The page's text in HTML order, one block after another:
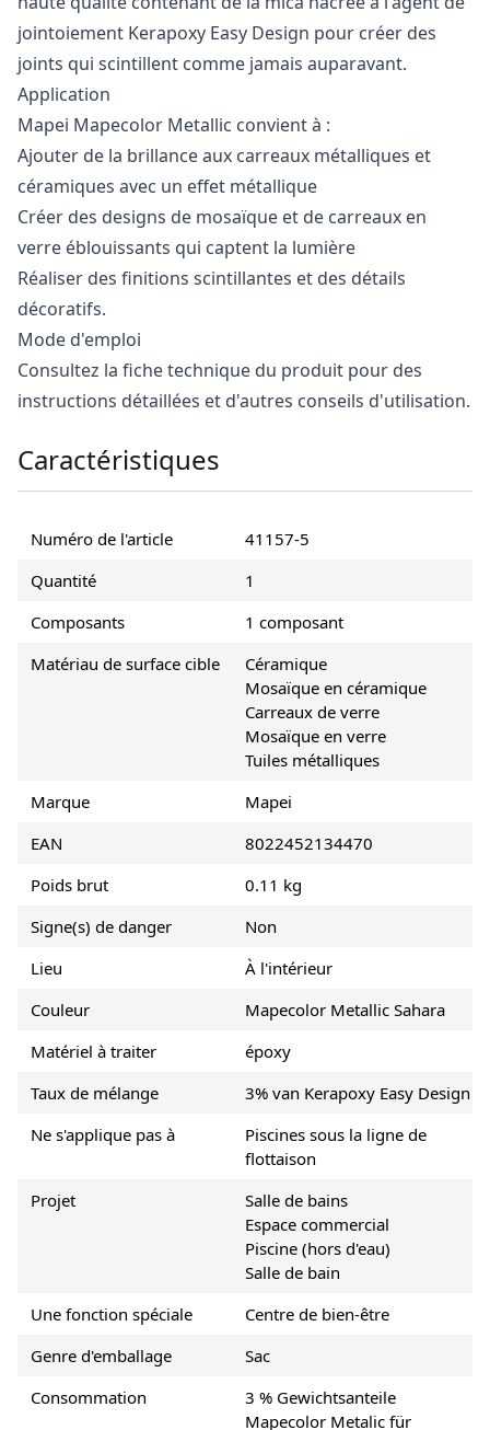
jointoiement Kerapoxy Easy Design pour créer des
joints qui scintillent comme jamais auparavant.
Application
Mapei Mapecolor Metallic convient à :
Ajouter de la brillance aux carreaux métalliques et
céramiques avec un effet métallique
Créer des designs de mosaïque et de carreaux en
verre éblouissants qui captent la lumière
Réaliser des finitions scintillantes et des détails
décoratifs.
Mode d'emploi
Consultez la fiche technique du produit pour des
instructions détaillées et d'autres conseils d'utilisation.
Caractéristiques
Numéro de l'article
41157-5
Quantité
1
Composants
1 composant
Matériau de surface cible
Céramique
Mosaïque en céramique
Carreaux de verre
Mosaïque en verre
Tuiles métalliques
Marque
Mapei
EAN
8022452134470
Poids brut
0.11 kg
Signe(s) de danger
Non
Lieu
À l'intérieur
Couleur
Mapecolor Metallic Sahara
Matériel à traiter
époxy
Taux de mélange
3% van Kerapoxy Easy Design
Ne s'applique pas à
Piscines sous la ligne de
flottaison
Projet
Salle de bains
Espace commercial
Piscine (hors d'eau)
Salle de bain
Une fonction spéciale
Centre de bien-être
Genre d'emballage
Sac
Consommation
3 % Gewichtsanteile
Mapecolor Metalic für